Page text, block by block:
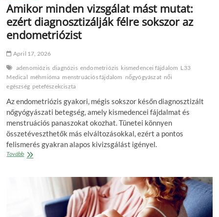
Amikor minden vizsgálat mást mutat:
ezért diagnosztizálják félre sokszor az
endometriózist
April 17, 2026
adenomiózis diagnózis endometriózis kismedencei fájdalom L33
Medical méhmióma menstruációs fájdalom nőgyógyászat női
egészség petefészekciszta
Az endometriózis gyakori, mégis sokszor későn diagnosztizált
nőgyógyászati betegség, amely kismedencei fájdalmat és
menstruációs panaszokat okozhat. Tünetei könnyen
összetéveszthetők más elváltozásokkal, ezért a pontos
felismerés gyakran alapos kivizsgálást igényel.
TovábbAmikor
diagnosztizálják